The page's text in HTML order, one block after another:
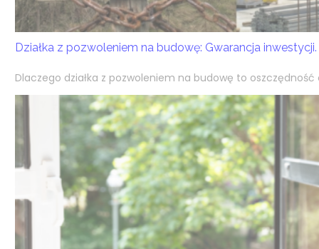
Działka z pozwoleniem na budowę: Gwarancja inwestycji.
Dlaczego działka z pozwoleniem na budowę to oszczędność